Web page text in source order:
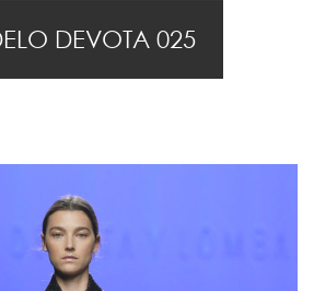
DEVOTA 025